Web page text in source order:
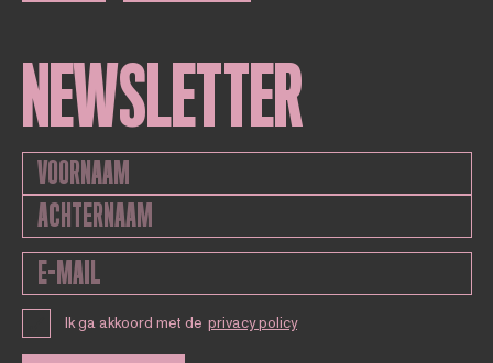
NEWSLETTER
Ik ga akkoord met de privacy policy